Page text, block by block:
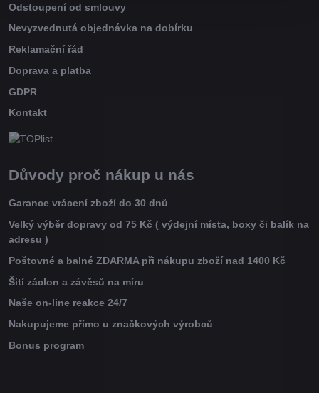
Odstoupení od smlouvy
Nevyzvednutá objednávka na dobírku
Reklamační řád
Doprava a platba
GDPR
Kontakt
Důvody proč nákup u nás
Garance vrácení zboží do 30 dnů
Velký výběr dopravy od 75 Kč ( výdejní místa, boxy či balík na
adresu )
Poštovné a balné ZDARMA při nákupu zboží nad 1400 Kč
Šití záclon a závěsů na míru
Naše on-line reakce 24/7
Nakupujeme přímo u značkových výrobců
Bonus program